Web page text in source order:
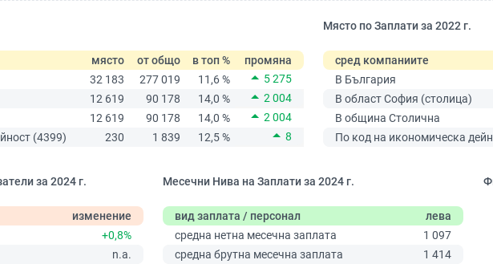
място от общо в топ %
промяна
32 183 277 019 11,6 %
5 275
12 619 90 178 14,0 %
2 004
12 619 90 178 14,0 %
2 004
(4399)
230 1 839 12,5 % 8
Място по Заплати за 2022 г.
сред компаниите
В България
В област София (столица)
В община Столична
По код на икономическа
за 2024 г.
изменение
+0,8%
n.a.
Месечни Нива на Заплати за 2024 г.
вид заплата / персонал
лева
средна нетна месечна заплата
1 097
средна брутна месечна заплата
1 414